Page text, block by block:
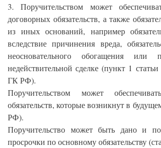
3. Поручительством может
договорных обязательств, а также
из иных оснований, например
вследствие причинения вреда,
неосновательного обогащения или
недействительной сделке (пункт 1 статьи
ГК РФ).
Поручительством может
обязательств, которые возникнут в
РФ).
Поручительство может быть дано и
просрочки по основному обязательству